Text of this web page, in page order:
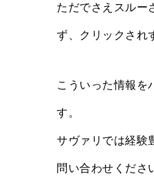
ただでさえスルー
ず、クリックされ
こういった情報を
す。
サヴァリでは経験
問い合わせくださ